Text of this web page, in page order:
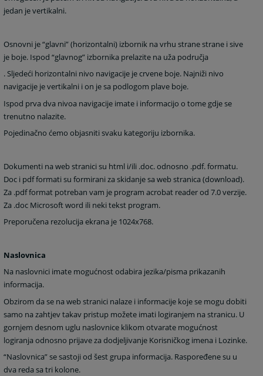
jedan je vertikalni.
Osnovni je “glavni” (horizontalni) izbornik na vrhu strane strane i sive
je boje. Ispod “glavnog” izbornika prelazite na uža područja
. Sljedeći horizontalni nivo navigacije je crvene boje. Najniži nivo
navigacije je vertikalni i on je sa podlogom plave boje.
Ispod prva dva nivoa navigacije imate i informacijo o tome gdje se
trenutno nalazite.
Pojedinačno ćemo objasniti svaku kategoriju izbornika.
Dokumenti na web stranici su html i/ili .doc. odnosno .pdf. formatu.
Doc i pdf formati su formirani za skidanje sa web stranica (download).
Za .pdf format potreban vam je program acrobat reader od 7.0 verzije.
Za .doc Microsoft word ili neki tekst program.
Preporučena rezolucija ekrana je 1024x768.
Naslovnica
Na naslovnici imate mogućnost odabira jezika/pisma prikazanih
informacija.
Obzirom da se na web stranici nalaze i informacije koje se mogu dobiti
samo na zahtjev takav pristup možete imati logiranjem na stranicu. U
gornjem desnom uglu naslovnice klikom otvarate mogućnost
logiranja odnosno prijave za dodjeljivanje Korisničkog imena i Lozinke.
“Naslovnica” se sastoji od šest grupa informacija. Raspoređene su u
dva reda sa tri kolone.